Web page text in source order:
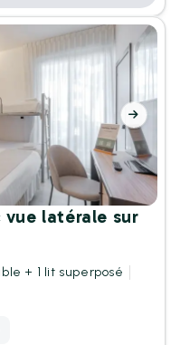
latérale sur
+ 1 lit superposé